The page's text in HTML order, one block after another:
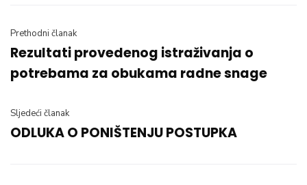
Prethodni članak
Rezultati provedenog istraživanja o
potrebama za obukama radne snage
Sljedeći članak
ODLUKA O PONIŠTENJU POSTUPKA